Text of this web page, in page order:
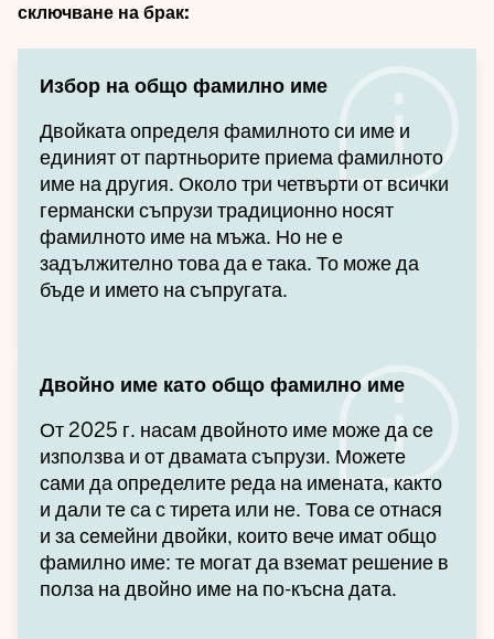
сключване на брак:
Избор на общо фамилно име
Двойката определя фамилното си име и
единият от партньорите приема фамилното
име на другия. Около три четвърти от всички
германски съпрузи традиционно носят
фамилното име на мъжа. Но не е
задължително това да е така. То може да
бъде и името на съпругата.
Двойно име като общо фамилно име
От 2025 г. насам двойното име може да се
използва и от двамата съпрузи. Можете
сами да определите реда на имената, както
и дали те са с тирета или не. Това се отнася
и за семейни двойки, които вече имат общо
фамилно име: те могат да вземат решение в
полза на двойно име на по-късна дата.